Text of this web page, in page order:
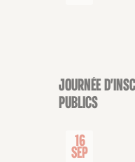
CONFÉRENCE
Journée
publics
16
Sep